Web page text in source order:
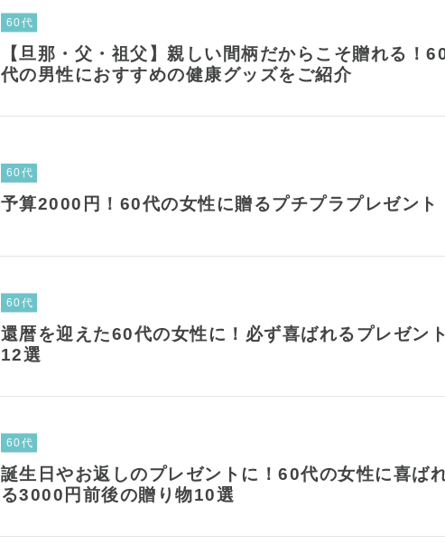
60代
【旦那・父・祖父】親しい間柄だからこそ贈れる！
代の男性におすすめの健康グッズをご紹介
60代
予算2000円！60代の女性に贈るプチプラプレゼント
60代
還暦を迎えた60代の女性に！必ず喜ばれるプレゼント
12選
60代
誕生日やお返しのプレゼントに！60代の女性に喜ば
る3000円前後の贈り物10選